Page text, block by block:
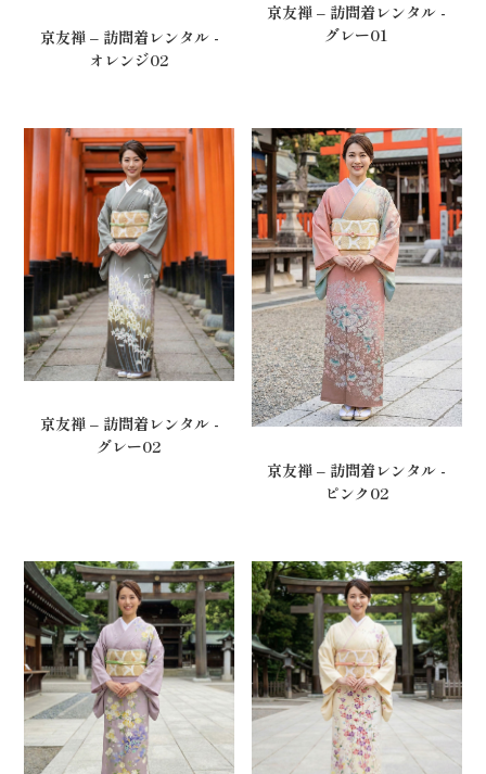
京友禅 – 訪問着レンタル -
オレンジ02
京友禅 – 訪問着レンタル -
グレー01
京友禅 – 訪問着レンタル -
グレー02
京友禅 – 訪問着レンタル -
ピンク02